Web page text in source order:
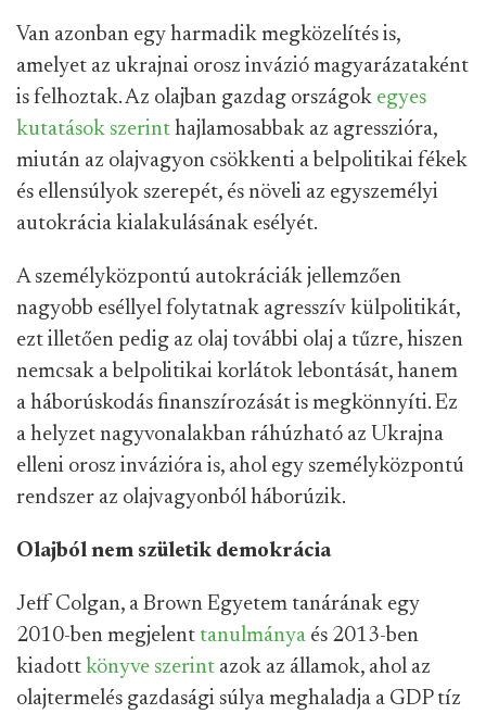
Van azonban egy harmadik megközelítés is,
amelyet az ukrajnai orosz invázió magyarázataként
is felhoztak. Az olajban gazdag országok egyes
kutatások szerint hajlamosabbak az agresszióra,
miután az olajvagyon csökkenti a belpolitikai fékek
és ellensúlyok szerepét, és növeli az egyszemélyi
autokrácia kialakulásának esélyét.
A személyközpontú autokráciák jellemzően
nagyobb eséllyel folytatnak agresszív külpolitikát,
ezt illetően pedig az olaj további olaj a tűzre, hiszen
nemcsak a belpolitikai korlátok lebontását, hanem
a háborúskodás finanszírozását is megkönnyíti. Ez
a helyzet nagyvonalakban ráhúzható az Ukrajna
elleni orosz invázióra is, ahol egy személyközpontú
rendszer az olajvagyonból háborúzik.
Olajból nem születik demokrácia
Jeff Colgan, a Brown Egyetem tanárának egy
2010-ben megjelent tanulmánya és 2013-ben
kiadott könyve szerint azok az államok, ahol az
olajtermelés gazdasági súlya meghaladja a GDP tíz